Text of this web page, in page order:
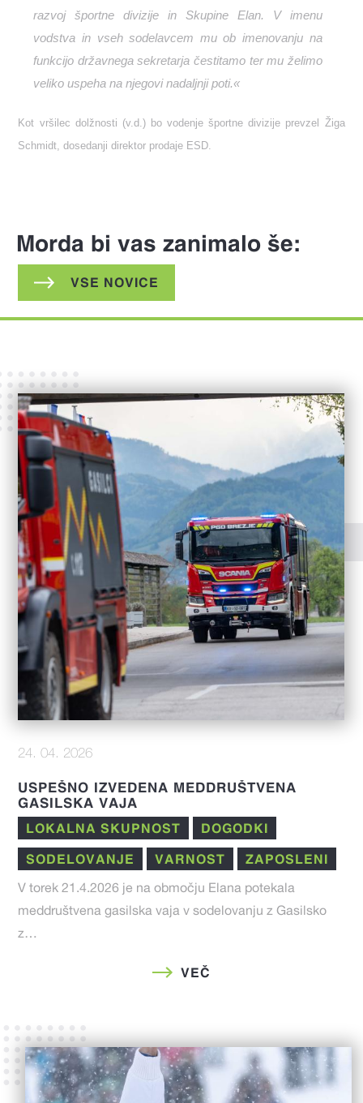
razvoj športne divizije in Skupine Elan. V imenu
vodstva in vseh sodelavcem mu ob imenovanju na
funkcijo državnega sekretarja čestitamo ter mu želimo
veliko uspeha na njegovi nadaljnji poti.«
Kot vršilec dolžnosti (v.d.) bo vodenje športne divizije prevzel Žiga
Schmidt, dosedanji direktor prodaje ESD.
Morda bi vas zanimalo še:
VSE NOVICE
24. 04. 2026
USPEŠNO IZVEDENA MEDDRUŠTVENA
GASILSKA VAJA
LOKALNA SKUPNOST DOGODKI
SODELOVANJE VARNOST ZAPOSLENI
V torek 21.4.2026 je na območju Elana potekala
meddruštvena gasilska vaja v sodelovanju z Gasilsko
z…
VEČ